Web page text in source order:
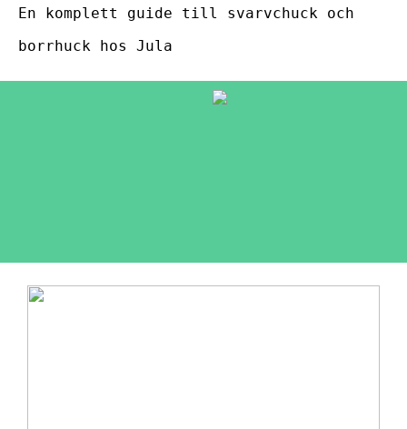
En komplett guide till svarvchuck och
borrhuck hos Jula